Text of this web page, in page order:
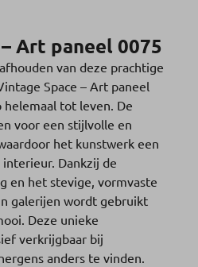
Art paneel 0075
van deze prachtige
Space – Art paneel
tot leven. De
voor een stijlvolle en
het kunstwerk een
Dankzij de
en het stevige, vormvaste
galerijen wordt gebruikt
Deze unieke
verkrijgbaar bij
anders te vinden.